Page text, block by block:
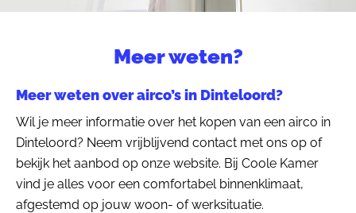
Meer weten?
Meer weten over airco’s in Dinteloord?
Wil je meer informatie over het kopen van een airco in
Dinteloord? Neem vrijblijvend contact met ons op of
bekijk het aanbod op onze website. Bij Coole Kamer
vind je alles voor een comfortabel binnenklimaat,
afgestemd op jouw woon- of werksituatie.